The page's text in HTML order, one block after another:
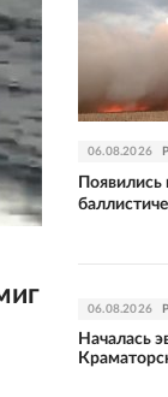
06.08.2026
06.08.2026
Началась